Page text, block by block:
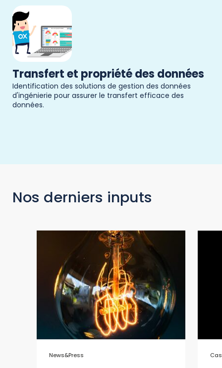
Transfert et propriété des données
Identification des solutions de gestion des données
d'ingénierie pour assurer le transfert efficace des
données.
Nos derniers inputs
News&Press